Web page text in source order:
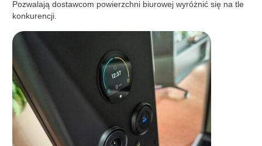
Pozwalają dostawcom powierzchni biurowej wyróżnić się na tle
konkurencji.